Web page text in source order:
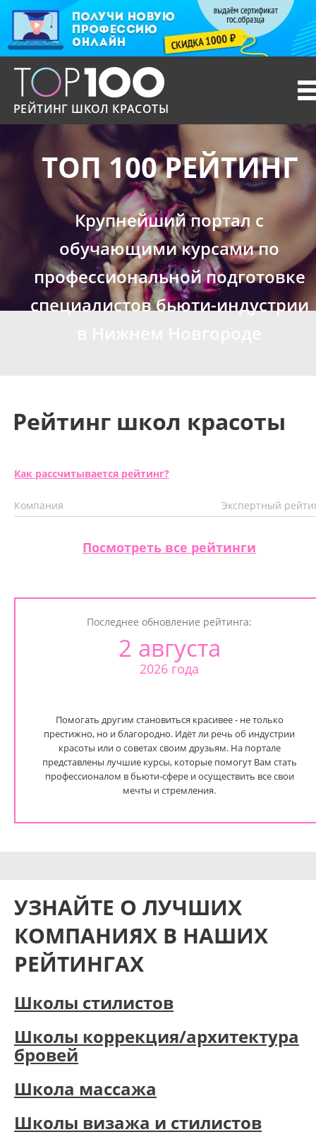
РЕЙТИНГ ШКОЛ КРАСОТЫ
ТОП 100 РЕЙТИНГ
Крупнейший портал с
обучающими курсами по
профессиональной подготовке
специалистов бьюти-индустрии
Рейтинг школ красоты
Как рассчитывается рейтинг?
Компания Экспертный
Посмотреть все рейтинги
Последнее обновление рейтинга:
2 августа
2026 года
Помогать другим становиться красивее - не только
престижно, но и благородно. Идёт ли речь об индустрии
красоты или о советах своим друзьям. На портале
представлены лучшие курсы, которые помогут Вам стать
профессионалом в бьюти-сфере и осуществить все свои
мечты и стремления.
УЗНАЙТЕ О ЛУЧШИХ
КОМПАНИЯХ В НАШИХ
РЕЙТИНГАХ
Школы стилистов
Школы коррекция/архитектура
бровей
Школа массажа
Школы визажа и стилистов